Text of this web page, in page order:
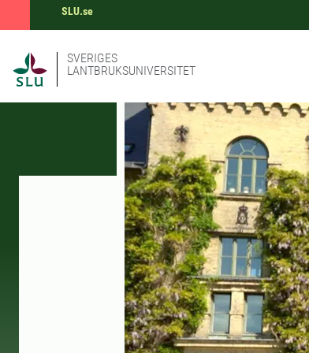
SLU.se
SVERIGES
LANTBRUKSUNIVERSITET